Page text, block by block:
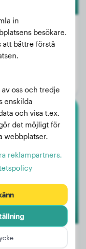
Xl
in
besökare.
att bättre förstå
oss och tredje
enskilda
och visa t.ex.
det möjligt för
webbplatser.
reklampartners.